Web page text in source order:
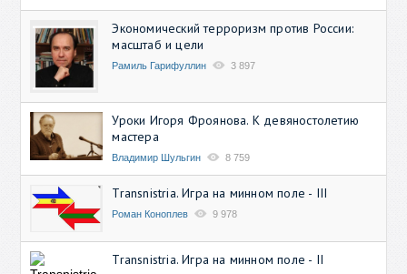
Экономический терроризм против России:
масштаб и цели
Рамиль Гарифуллин 3 897
Уроки Игоря Фроянова. К девяностолетию
мастера
Владимир Шульгин 8 759
Transnistria. Игра на минном поле - III
Роман Коноплев 9 978
Transnistria. Игра на минном поле - II